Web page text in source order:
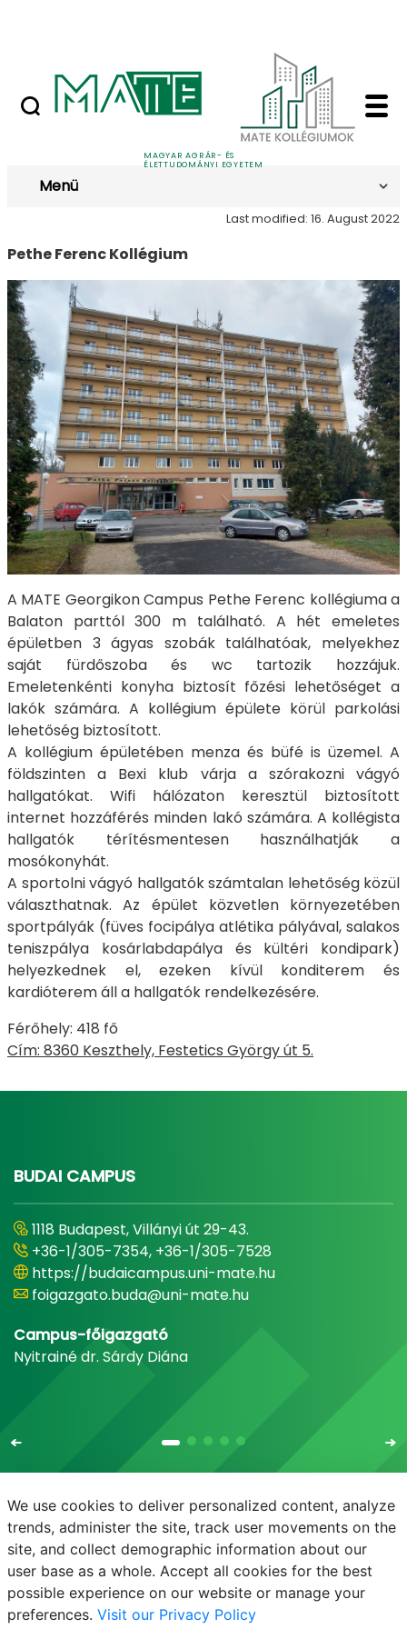
MAGYAR AGRÁR- ÉS
ÉLETTUDOMÁNYI EGYETEM
Nyilvános versenyeztetési felhívások
Bemutatkozás -
Bemutatkozás
Menü
Last modified: 16. August 2022
Pethe Ferenc Kollégium
A MATE Georgikon Campus Pethe Ferenc kollégiuma a
Balaton parttól 300 m található. A hét emeletes
épületben 3 ágyas szobák találhatóak, melyekhez
saját fürdőszoba és wc tartozik hozzájuk.
Emeletenkénti konyha biztosít főzési lehetőséget a
lakók számára. A kollégium épülete körül parkolási
lehetőség biztosított.
A kollégium épületében menza és büfé is üzemel. A
földszinten a Bexi klub várja a szórakozni vágyó
hallgatókat. Wifi hálózaton keresztül biztosított
internet hozzáférés minden lakó számára. A kollégista
hallgatók térítésmentesen használhatják a
mosókonyhát.
A sportolni vágyó hallgatók számtalan lehetőség közül
választhatnak. Az épület közvetlen környezetében
sportpályák (füves focipálya atlétika pályával, salakos
teniszpálya kosárlabdapálya és kültéri kondipark)
helyezkednek el, ezeken kívül konditerem és
kardióterem áll a hallgatók rendelkezésére.
Férőhely: 418 fő
Cím: 8360 Keszthely, Festetics György út 5.
BUDAI CAMPUS
1118 Budapest, Villányi út 29-43.
+36-1/305-7354, +36-1/305-7528
https://budaicampus.uni-mate.hu
foigazgato.buda@uni-mate.hu
Campus-főigazgató
Nyitrainé dr. Sárdy Diána
E-mail Telefonkönyv NEPTUN E-learning
We use cookies to deliver personalized content, analyze
trends, administer the site, track user movements on the
site, and collect demographic information about our
user base as a whole. Accept all cookies for the best
possible experience on our website or manage your
preferences. Visit our Privacy Policy